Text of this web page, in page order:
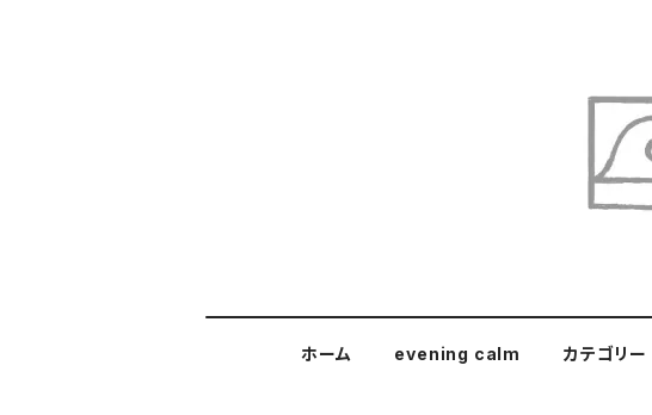
ホーム evening calm カテゴリー